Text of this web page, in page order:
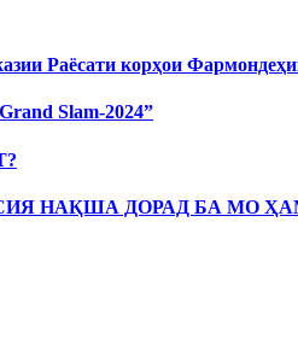
Раёсати корҳои
Slam-2024”
НАҚША ДОРАД БА МО